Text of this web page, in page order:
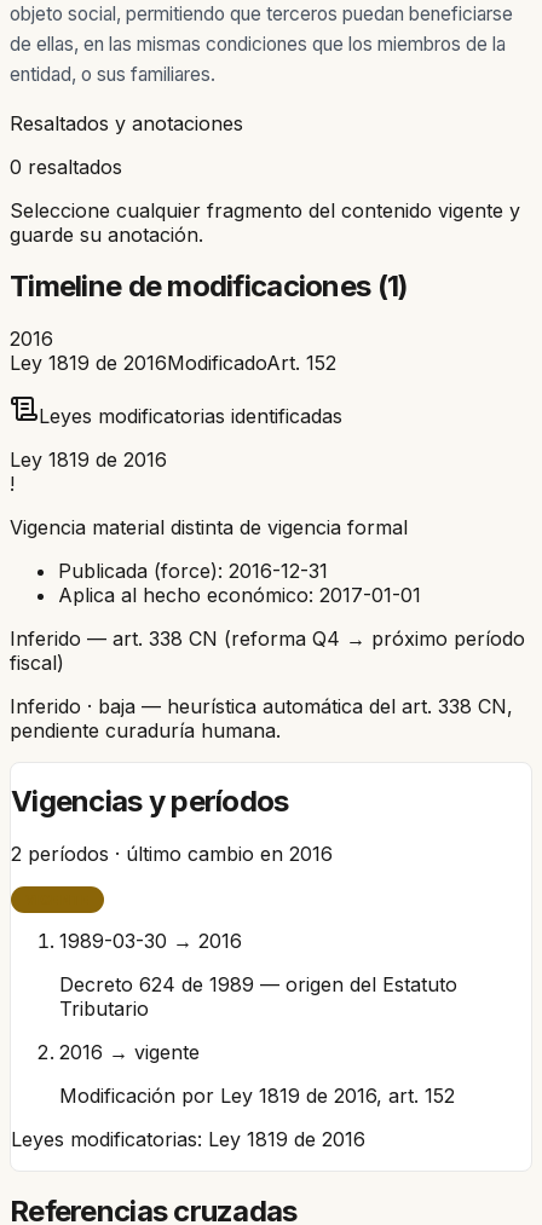
objeto social, permitiendo que terceros puedan beneficiarse
de ellas, en las mismas condiciones que los miembros de la
entidad, o sus familiares.
Resaltados y anotaciones
0 resaltados
Seleccione cualquier fragmento del contenido vigente y
guarde su anotación.
Timeline de modificaciones (1)
2016
Ley 1819 de 2016ModificadoArt. 152
Leyes modificatorias identificadas
Ley 1819 de 2016
!
Vigencia material distinta de vigencia formal
Publicada (force): 2016-12-31
Aplica al hecho económico: 2017-01-01
Inferido — art. 338 CN (reforma Q4 → próximo período
fiscal)
Inferido · baja — heurística automática del art. 338 CN,
pendiente curaduría humana.
Vigencias y períodos
2 períodos · último cambio en 2016
1989-03-30 → 2016
Decreto 624 de 1989 — origen del Estatuto
Tributario
2016 → vigente
Modificación por Ley 1819 de 2016, art. 152
Leyes modificatorias: Ley 1819 de 2016
Referencias cruzadas